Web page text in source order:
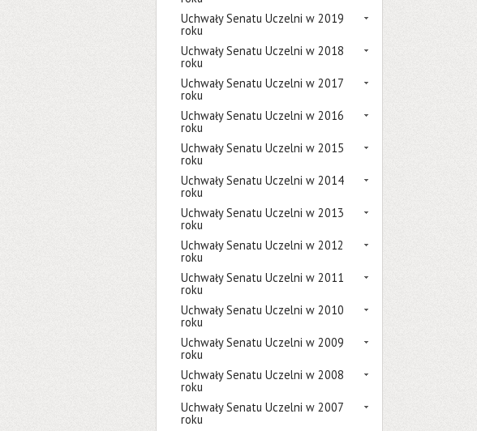
Uchwały Senatu Uczelni w 2019
roku
Uchwały Senatu Uczelni w 2018
roku
Uchwały Senatu Uczelni w 2017
roku
Uchwały Senatu Uczelni w 2016
roku
Uchwały Senatu Uczelni w 2015
roku
Uchwały Senatu Uczelni w 2014
roku
Uchwały Senatu Uczelni w 2013
roku
Uchwały Senatu Uczelni w 2012
roku
Uchwały Senatu Uczelni w 2011
roku
Uchwały Senatu Uczelni w 2010
roku
Uchwały Senatu Uczelni w 2009
roku
Uchwały Senatu Uczelni w 2008
roku
Uchwały Senatu Uczelni w 2007
roku